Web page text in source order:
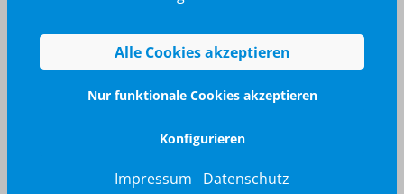
Alle Cookies akzeptieren
Nur funktionale Cookies akzeptieren
Konfigurieren
Impressum Datenschutz